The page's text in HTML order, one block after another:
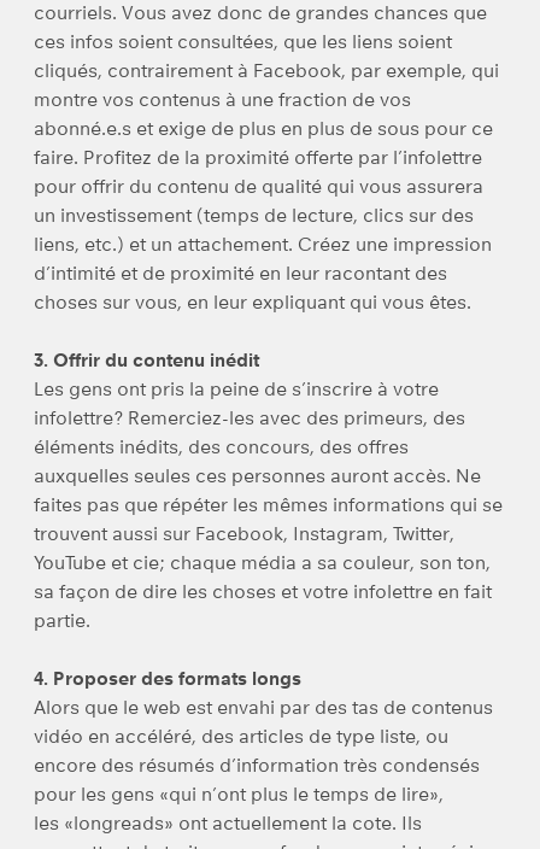
courriels. Vous avez donc de grandes chances que
ces infos soient consultées, que les liens soient
cliqués, contrairement à Facebook, par exemple, qui
montre vos contenus à une fraction de vos
abonné.e.s et exige de plus en plus de sous pour ce
faire. Profitez de la proximité offerte par l’infolettre
pour offrir du contenu de qualité qui vous assurera
un investissement (temps de lecture, clics sur des
liens, etc.) et un attachement. Créez une impression
d’intimité et de proximité en leur racontant des
choses sur vous, en leur expliquant qui vous êtes.
3. Offrir du contenu inédit
Les gens ont pris la peine de s’inscrire à votre
infolettre? Remerciez-les avec des primeurs, des
éléments inédits, des concours, des offres
auxquelles seules ces personnes auront accès. Ne
faites pas que répéter les mêmes informations qui se
trouvent aussi sur Facebook, Instagram, Twitter,
YouTube et cie; chaque média a sa couleur, son ton,
sa façon de dire les choses et votre infolettre en fait
partie.
4. Proposer des formats longs
Alors que le web est envahi par des tas de contenus
vidéo en accéléré, des articles de type liste, ou
encore des résumés d’information très condensés
pour les gens «qui n’ont plus le temps de lire»,
les «longreads» ont actuellement la cote. Ils